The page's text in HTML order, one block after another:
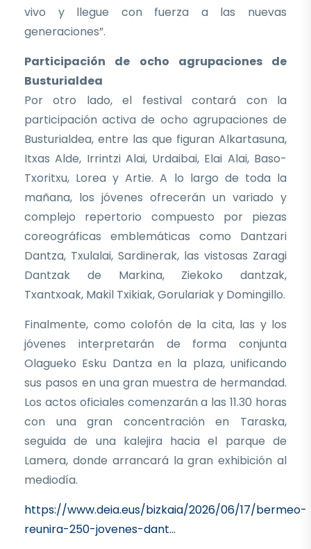
vivo y llegue con fuerza a las nuevas
generaciones”.
Participación de ocho agrupaciones de
Busturialdea
Por otro lado, el festival contará con la
participación activa de ocho agrupaciones de
Busturialdea, entre las que figuran Alkartasuna,
Itxas Alde, Irrintzi Alai, Urdaibai, Elai Alai, Baso-
Txoritxu, Lorea y Artie. A lo largo de toda la
mañana, los jóvenes ofrecerán un variado y
complejo repertorio compuesto por piezas
coreográficas emblemáticas como Dantzari
Dantza, Txulalai, Sardinerak, las vistosas Zaragi
Dantzak de Markina, Ziekoko dantzak,
Txantxoak, Makil Txikiak, Gorulariak y Domingillo.
Finalmente, como colofón de la cita, las y los
jóvenes interpretarán de forma conjunta
Olagueko Esku Dantza en la plaza, unificando
sus pasos en una gran muestra de hermandad.
Los actos oficiales comenzarán a las 11.30 horas
con una gran concentración en Taraska,
seguida de una kalejira hacia el parque de
Lamera, donde arrancará la gran exhibición al
mediodía.
https://www.deia.eus/bizkaia/2026/06/17/bermeo-
reunira-250-jovenes-dant…